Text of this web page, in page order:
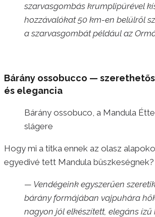
szarvasgombás krumplipürével
hozzávalókat 50 km-en belülről
a szarvasgombát például az
Bárány ossobucco —
és elegancia
Bárány ossobuco, a Mandula
slágere
Hogy mi a titka ennek az olasz
egyedivé tett Mandula büszkeségnek?
— Vendégeink egyszerűen
bárány formájában vajpuhára
nagyon jól elkészített, elegáns